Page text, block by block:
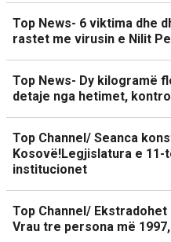
Top News- 6 viktima dhe
rastet me virusin e Nilit
Top News- Dy kilogramë
detaje nga hetimet,
Top Channel/ Seanca
Kosovë!Legjislatura e
institucionet
Top Channel/ Ekstradohet
Vrau tre persona më